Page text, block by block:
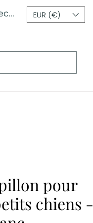
EUR (€)
pour
chiens -